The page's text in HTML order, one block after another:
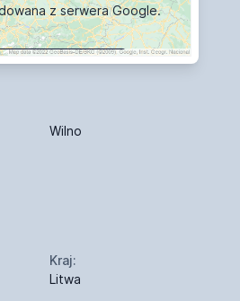
z serwera Google.
MAPY
Wilno
Kraj:
Litwa